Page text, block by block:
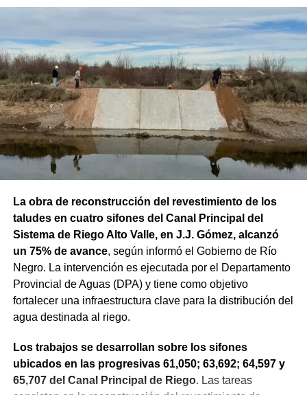
La obra de reconstrucción del revestimiento de los
taludes en cuatro sifones del Canal Principal del
Sistema de Riego Alto Valle, en J.J. Gómez, alcanzó
un 75% de avance, según informó el Gobierno de Río
Negro. La intervención es ejecutada por el Departamento
Provincial de Aguas (DPA) y tiene como objetivo
fortalecer una infraestructura clave para la distribución del
agua destinada al riego.
Los trabajos se desarrollan sobre los sifones
ubicados en las progresivas 61,050; 63,692; 64,597 y
65,707 del Canal Principal de Riego. Las tareas